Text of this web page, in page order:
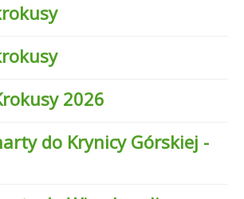
2026
do Krynicy Górskiej -